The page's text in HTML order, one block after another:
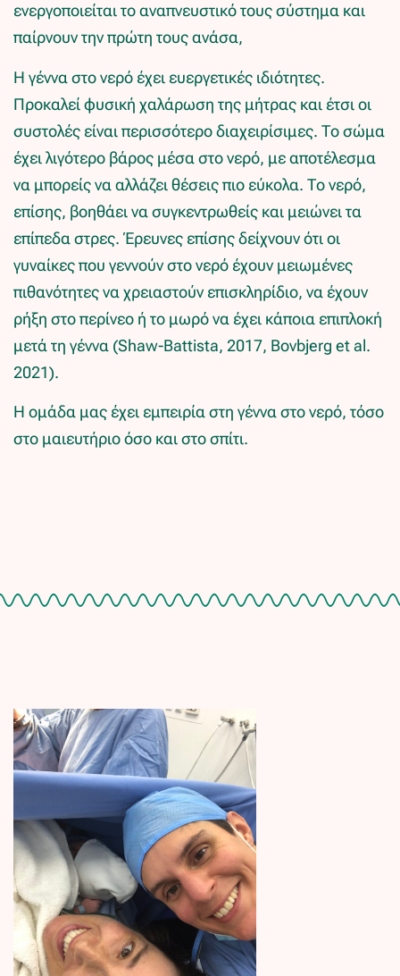
ενεργοποιείται το αναπνευστικό τους σύστημα και
παίρνουν την πρώτη τους ανάσα,
Η γέννα στο νερό έχει ευεργετικές ιδιότητες.
Προκαλεί φυσική χαλάρωση της μήτρας και έτσι οι
συστολές είναι περισσότερο διαχειρίσιμες. Το σώμα
έχει λιγότερο βάρος μέσα στο νερό, με αποτέλεσμα
να μπορείς να αλλάζει θέσεις πιο εύκολα. Το νερό,
επίσης, βοηθάει να συγκεντρωθείς και μειώνει τα
επίπεδα στρες. Έρευνες επίσης δείχνουν ότι οι
γυναίκες που γεννούν στο νερό έχουν μειωμένες
πιθανότητες να χρειαστούν επισκληρίδιο, να έχουν
ρήξη στο περίνεο ή το μωρό να έχει κάποια επιπλοκή
μετά τη γέννα (Shaw-Battista, 2017, Bovbjerg et al.
2021).
Η ομάδα μας έχει εμπειρία στη γέννα στο νερό, τόσο
στο μαιευτήριο όσο και στο σπίτι.